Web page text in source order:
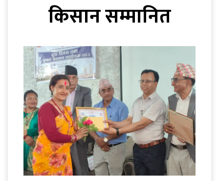
किसान सम्मानित